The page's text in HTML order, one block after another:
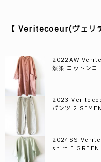
【 Veritecoeur(ヴェリ
2022AW
然染 コットン
2023
パンツ 2
2024SS
shirt F GREEN